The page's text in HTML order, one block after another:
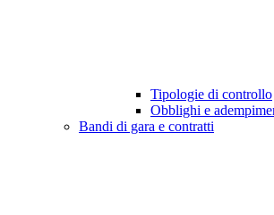
Tipologie di controllo
Obblighi e
Bandi di gara e contratti